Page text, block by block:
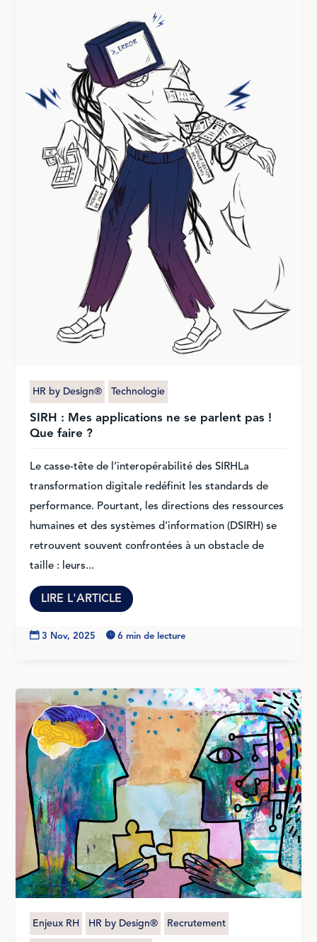
HR by Design® Technologie
SIRH : Mes applications ne se parlent pas !
Que faire ?
Le casse-tête de l’interopérabilité des SIRHLa
transformation digitale redéfinit les standards de
performance. Pourtant, les directions des ressources
humaines et des systèmes d’information (DSIRH) se
retrouvent souvent confrontées à un obstacle de
taille : leurs...
LIRE L'ARTICLE
 3 Nov, 2025  6 min de lecture
Enjeux RH HR by Design® Recrutement